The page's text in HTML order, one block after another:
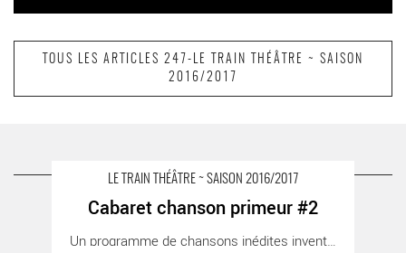
TOUS LES ARTICLES 247-LE TRAIN THÉÂTRE ~ SAISON
2016/2017
A LIRE AUSSI SUR LA TERRASSE
LE TRAIN THÉÂTRE ~ SAISON 2016/2017
Cabaret chanson primeur #2
Un programme de chansons inédites inventées [...]
Portes-lès-Valence Le Train Théâtre